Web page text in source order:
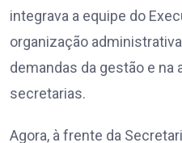
integrava a equipe do
organização
demandas da gestão e na
secretarias.
Agora, à frente da